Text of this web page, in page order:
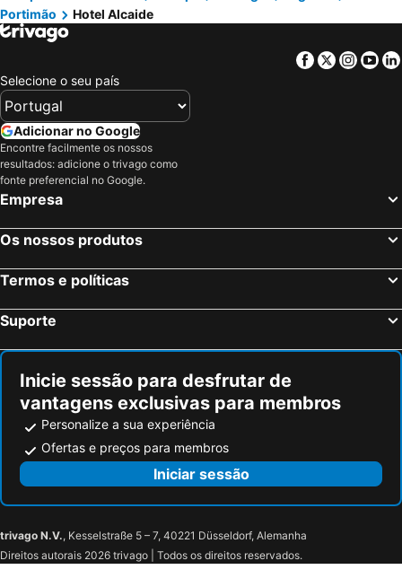
Portimão
Hotel Alcaide
Facebook
Twitter
Selecione o seu país
Adicionar no Google
Encontre facilmente os nossos
resultados: adicione o trivago como
fonte preferencial no Google.
Empresa
Os nossos produtos
Termos e políticas
Suporte
Inicie sessão para desfrutar de
vantagens exclusivas para membros
Personalize a sua experiência
Ofertas e preços para membros
Iniciar sessão
trivago N.V., Kesselstraße 5 – 7, 40221 Düsseldorf, Alemanha
Direitos autorais 2026 trivago | Todos os direitos reservados.